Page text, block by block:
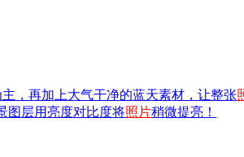
主，再加上大气干净的蓝天素材，让整张
图层用亮度对比度将照片稍微提亮！